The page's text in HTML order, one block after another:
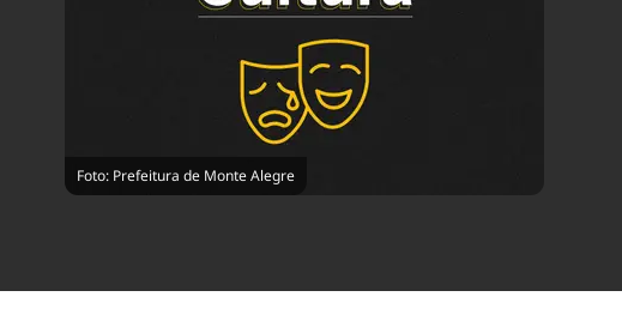
Foto: Prefeitura de Monte Alegre